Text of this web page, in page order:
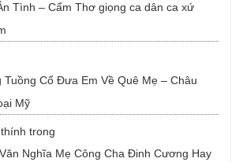
Tình – Cẩm Thơ giọng ca dân ca xứ
Tuồng Cổ Đưa Em Về Quê Mẹ – Châu
Mỹ
trong
Nghĩa Mẹ Công Cha Đinh Cương Hay